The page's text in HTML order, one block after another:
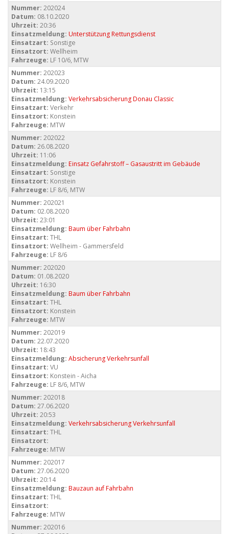
Nummer: 202024
Datum: 08.10.2020
Uhrzeit: 20:36
Einsatzmeldung: Unterstützung Rettungsdienst
Einsatzart: Sonstige
Einsatzort: Wellheim
Fahrzeuge: LF 10/6, MTW
Nummer: 202023
Datum: 24.09.2020
Uhrzeit: 13:15
Einsatzmeldung: Verkehrsabsicherung Donau Classic
Einsatzart: Verkehr
Einsatzort: Konstein
Fahrzeuge: MTW
Nummer: 202022
Datum: 26.08.2020
Uhrzeit: 11:06
Einsatzmeldung: Einsatz Gefahrstoff – Gasaustritt im Gebäude
Einsatzart: Sonstige
Einsatzort: Konstein
Fahrzeuge: LF 8/6, MTW
Nummer: 202021
Datum: 02.08.2020
Uhrzeit: 23:01
Einsatzmeldung: Baum über Fahrbahn
Einsatzart: THL
Einsatzort: Wellheim - Gammersfeld
Fahrzeuge: LF 8/6
Nummer: 202020
Datum: 01.08.2020
Uhrzeit: 16:30
Einsatzmeldung: Baum über Fahrbahn
Einsatzart: THL
Einsatzort: Konstein
Fahrzeuge: MTW
Nummer: 202019
Datum: 22.07.2020
Uhrzeit: 18:43
Einsatzmeldung: Absicherung Verkehrsunfall
Einsatzart: VU
Einsatzort: Konstein - Aicha
Fahrzeuge: LF 8/6, MTW
Nummer: 202018
Datum: 27.06.2020
Uhrzeit: 20:53
Einsatzmeldung: Verkehrsabsicherung Verkehrsunfall
Einsatzart: THL
Einsatzort:
Fahrzeuge: MTW
Nummer: 202017
Datum: 27.06.2020
Uhrzeit: 20:14
Einsatzmeldung: Bauzaun auf Fahrbahn
Einsatzart: THL
Einsatzort:
Fahrzeuge: MTW
Nummer: 202016